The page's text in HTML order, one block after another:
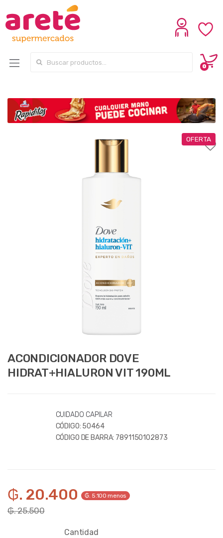
Search for:
0
OFERTA
ACONDICIONADOR DOVE
HIDRAT+HIALURON VIT 190ML
CUIDADO CAPILAR
CÓDIGO: 50464
CÓDIGO DE BARRA: 7891150102873
₲. 20.400 ₲. 5.100 menos
₲. 25.500
Cantidad